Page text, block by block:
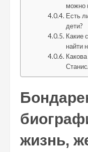
можно
Есть
дети?
Какие
найти
жизнь,